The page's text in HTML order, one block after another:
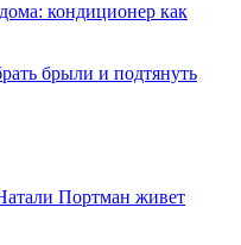
кондиционер как
брыли и подтянуть
Портман живет